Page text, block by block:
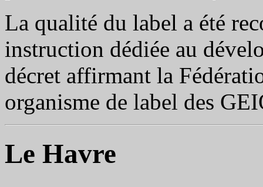
La qualité du label a été
instruction dédiée au
décret affirmant la
organisme de label des
Le Havre